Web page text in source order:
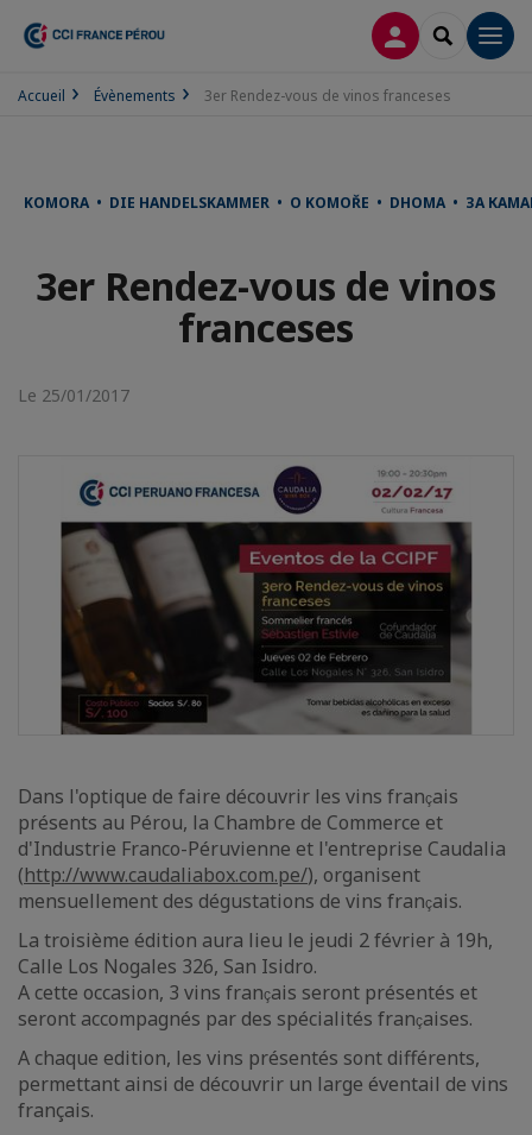
CONNEXION
Accueil Évènements 3er Rendez-vous de vinos franceses
KOMORA • DIE HANDELSKAMMER • O KOMOŘE • DHOMA • ЗА
3er Rendez-vous de vinos
franceses
Le 25/01/2017
Dans l'optique de faire découvrir les vins français
présents au Pérou, la Chambre de Commerce et
d'Industrie Franco-Péruvienne et l'entreprise Caudalia
(http://www.caudaliabox.com.pe/), organisent
mensuellement des dégustations de vins français.
La troisième édition aura lieu le jeudi 2 février à 19h,
Calle Los Nogales 326, San Isidro.
A cette occasion, 3 vins français seront présentés et
seront accompagnés par des spécialités françaises.
A chaque edition, les vins présentés sont différents,
permettant ainsi de découvrir un large éventail de vins
français.